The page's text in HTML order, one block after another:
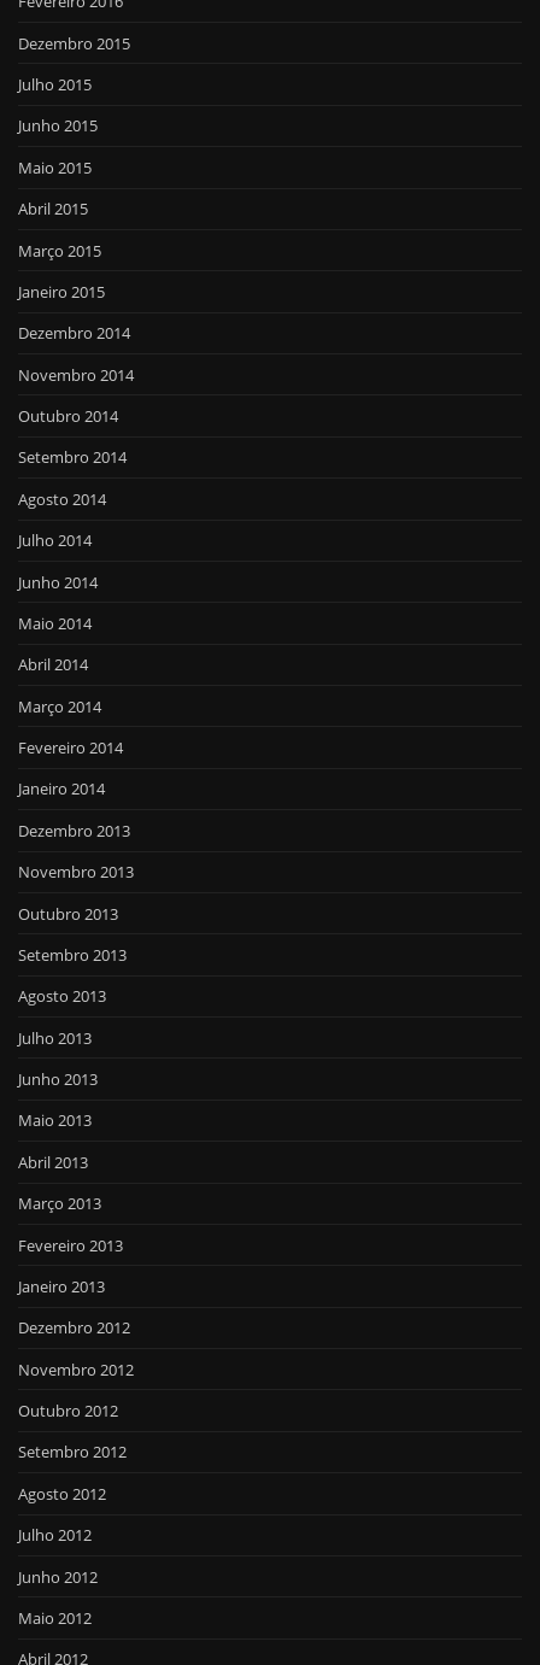
Dezembro 2015
Julho 2015
Junho 2015
Maio 2015
Abril 2015
Março 2015
Janeiro 2015
Dezembro 2014
Novembro 2014
Outubro 2014
Setembro 2014
Agosto 2014
Julho 2014
Junho 2014
Maio 2014
Abril 2014
Março 2014
Fevereiro 2014
Janeiro 2014
Dezembro 2013
Novembro 2013
Outubro 2013
Setembro 2013
Agosto 2013
Julho 2013
Junho 2013
Maio 2013
Abril 2013
Março 2013
Fevereiro 2013
Janeiro 2013
Dezembro 2012
Novembro 2012
Outubro 2012
Setembro 2012
Agosto 2012
Julho 2012
Junho 2012
Maio 2012
Abril 2012